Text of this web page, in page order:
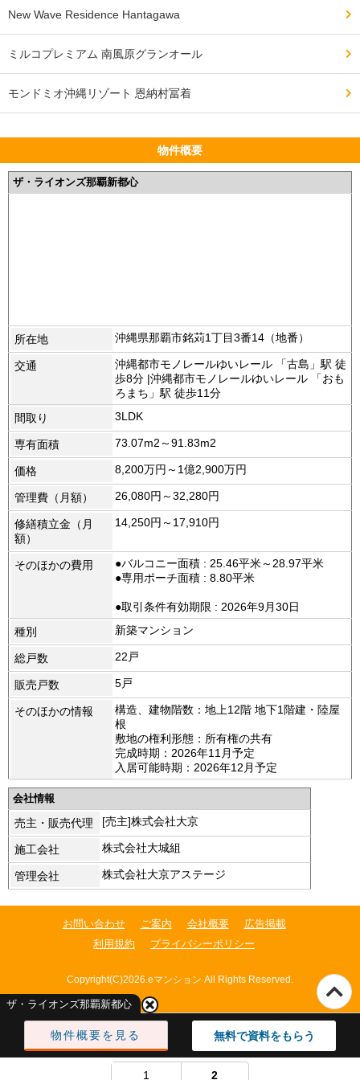
ザ・ライオンズ那覇新都心
物件概要を見る 無料で資料をもらう
1 2
New Wave Residence Hantagawa
ミルコプレミアム 南風原グランオール
モンドミオ沖縄リゾート 恩納村冨着
物件概要
ザ・ライオンズ那覇新都心
所在地 沖縄県那覇市銘苅1丁目3番14（地番）
交通
沖縄都市モノレールゆいレール 「古島」駅 徒
歩8分 |沖縄都市モノレールゆいレール 「おも
ろまち」駅 徒歩11分
間取り
3LDK
専有面積 73.07m2～91.83m2
価格 8,200万円～1億2,900万円
管理費（月額） 26,080円～32,280円
修繕積立金（月
額）
14,250円～17,910円
そのほかの費用
●バルコニー面積 : 25.46平米～28.97平米
●専用ポーチ面積 : 8.80平米
●取引条件有効期限 : 2026年9月30日
種別
新築マンション
総戸数 22戸
販売戸数 5戸
そのほかの情報
構造、建物階数：地上12階 地下1階建・陸屋
根
敷地の権利形態：所有権の共有
完成時期：2026年11月予定
入居可能時期：2026年12月予定
会社情報
売主・販売代理 [売主]株式会社大京
施工会社 株式会社大城組
管理会社 株式会社大京アステージ
お問い合わせ ご案内 会社概要
広告掲載
利用規約
プライバシーポリシー
Copyright(C)2026.eマンション All Rights Reserved.